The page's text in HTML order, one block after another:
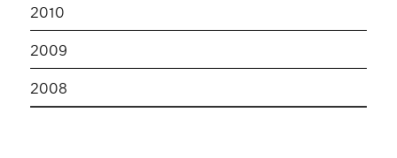
2010
2009
2008